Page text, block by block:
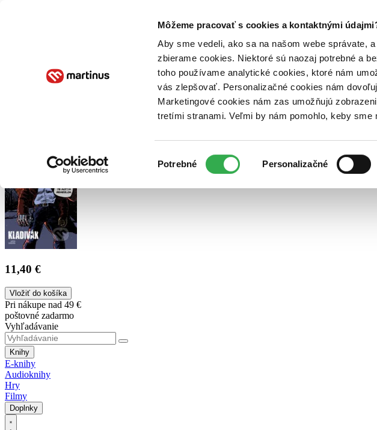
Môžeme pracovať s cookies a kontaktnými
Aby sme vedeli, ako sa na našom webe správate,
zbierame cookies. Niektoré sú naozaj potrebné a
toho používame analytické cookies, ktoré nám
vás zlepšovať. Personalizačné cookies nám
Marketingové cookies nám zas umožňujú
tretími stranami. Veľmi by nám pomohlo, keby
súhlasu
Potrebné Personalizačné
Poukážky Kontakt
11,40 €
Vložiť do košíka
Pri nákupe nad 49 €
poštovné zadarmo
Vyhľadávanie
Knihy
E-knihy
Audioknihy
Hry
Filmy
Doplnky